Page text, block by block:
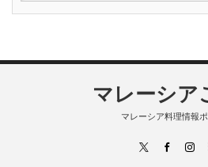
マレーシア
マレーシア料理情報
RSS